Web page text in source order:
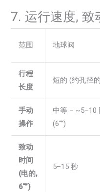
7. 运行速度, 致
范围 地球阀
行程
长度
短的 (约孔径
手动
操作
中等 – ~5–10
(6“”)
致动
时间
(电的,
6“”)
5–15 秒